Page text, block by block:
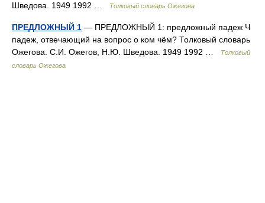
Шведова. 1949 1992 …
Толковый словарь Ожегова
ПРЕДЛОЖНЫЙ 1 — ПРЕДЛОЖНЫЙ 1: предложный падеж Ч
падеж, отвечающий на вопрос о ком чём? Толковый словарь
Ожегова. С.И. Ожегов, Н.Ю. Шведова. 1949 1992 …
Толковый
словарь Ожегова